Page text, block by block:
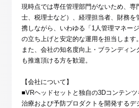
現時点では専任管理部門がないため、専
士、税理士など）、経理担当者、財務を
携しながら、いわゆる「1人管理マネー
の立ち上げと安定的な運用を担当します。
また、会社の知名度向上・ブランディン
も推進頂ける方を歓迎。
【会社について】
■VRヘッドセットと独自の3Dコンテン
治療および予防プロダクトを開発するデ